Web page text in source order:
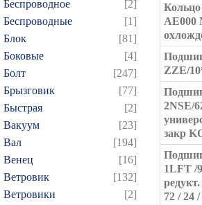
Беспроводное
[2]
Беспроводные
[1]
Блок
[81]
Боковые
[4]
Болт
[247]
Брызговик
[77]
Быстрая
[2]
Вакуум
[23]
Вал
[194]
Венец
[16]
Ветровик
[132]
Ветровики
[2]
Кольцо
AE000
ZZE/
2NSE/
закр
1LFT /
72 / 24